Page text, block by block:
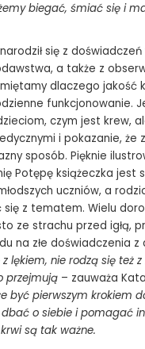
o-krwi
biegać, śmiać się i
się z
a także z
dlaczego jakość
funkcjonowanie.
czym jest krew,
i pokazanie, że
sposób. Pięknie
Potępę książeczka jest
uczniów, a
z tematem. Wielu
ze strachu przed igłą,
na złe doświadczenia z
lękiem, nie rodzą się też
przejmują – zauważa
być pierwszym krokiem
o siebie i pomagać
są tak ważne.